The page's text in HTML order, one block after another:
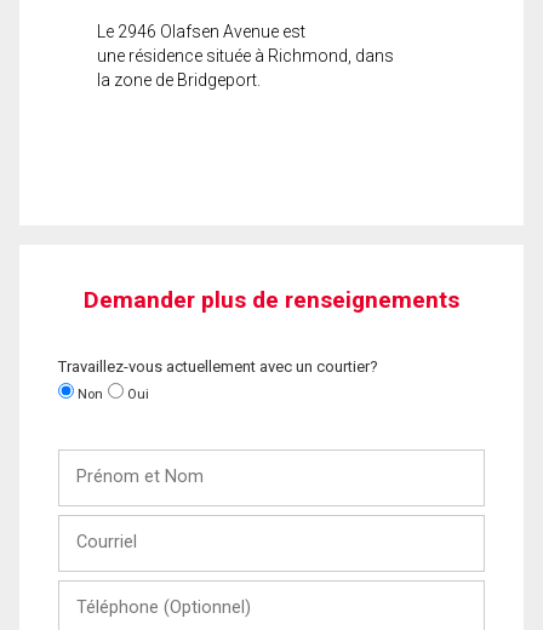
Le 2946 Olafsen Avenue est
une résidence située à Richmond, dans
la zone de Bridgeport.
Demander plus de renseignements
Travaillez-vous actuellement avec un courtier?
Non Oui
Nom
(Optionnel)